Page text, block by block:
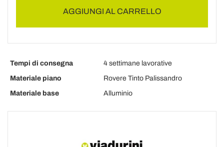
AGGIUNGI AL CARRELLO
Tempi di consegna
4 settimane lavorative
Materiale piano
Rovere Tinto Palissandro
Materiale base
Alluminio